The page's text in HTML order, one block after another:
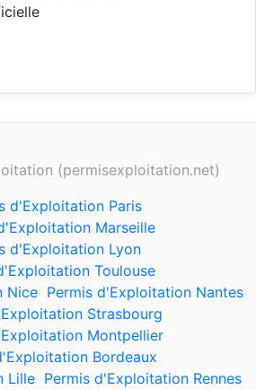
(permisexploitation.net)
d'Exploitation Paris
Marseille
d'Exploitation Lyon
Toulouse
Nice Permis d'Exploitation Nantes
Strasbourg
Montpellier
Bordeaux
Lille Permis d'Exploitation Rennes